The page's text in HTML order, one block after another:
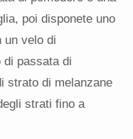
poi disponete uno
un velo di
di passata di
strato di melanzane
strati fino a